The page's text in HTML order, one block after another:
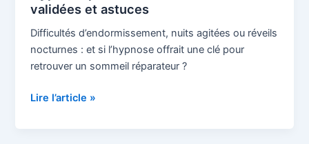
validées et astuces
Difficultés d’endormissement, nuits agitées ou réveils
nocturnes : et si l’hypnose offrait une clé pour
retrouver un sommeil réparateur ?
Lire l’article »